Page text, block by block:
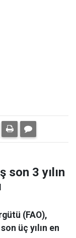
son 3 yılın
(FAO),
üç yılın en